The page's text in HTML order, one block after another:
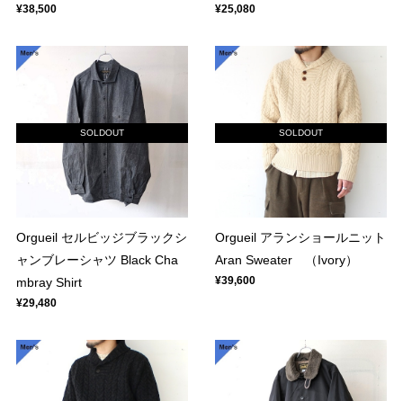
¥38,500 ¥25,080
SOLDOUT
Orgueil セルビッジブラックシ
ャンブレーシャツ Black Cha
mbray Shirt
¥29,480
SOLDOUT
Orgueil アランショールニット
Aran Sweater （Ivory）
¥39,600